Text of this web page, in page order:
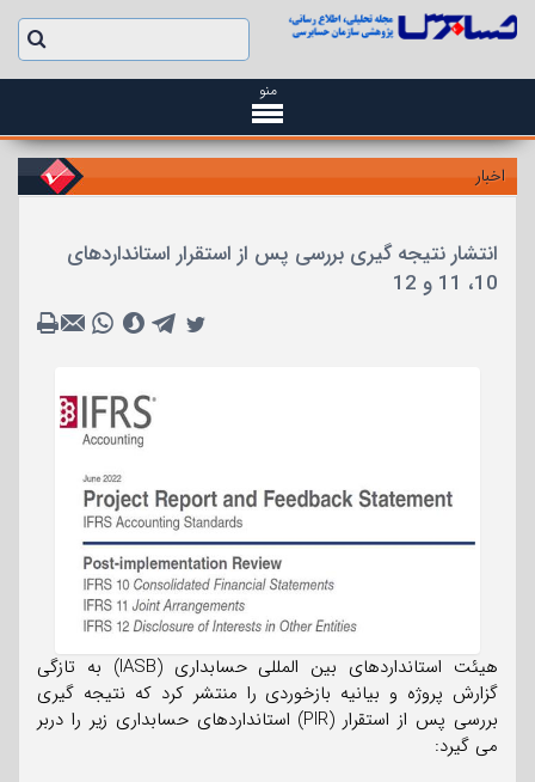
منو
اخبار
انتشار نتیجه گیری بررسی پس از استقرار استانداردهای
10، 11 و 12
هیئت استانداردهای بین المللی حسابداری (IASB) به تازگی
گزارش پروژه و بیانیه بازخوردی را منتشر کرد که نتیجه گیری
بررسی پس از استقرار (PIR) استانداردهای حسابداری زیر را دربر
می گیرد: